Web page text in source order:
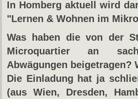
In Homberg aktuell wird
"Lernen & Wohnen im
Was haben die von der
Microquartier an
Abwägungen beigetragen?
Die Einladung hat ja
(aus Wien, Dresden,